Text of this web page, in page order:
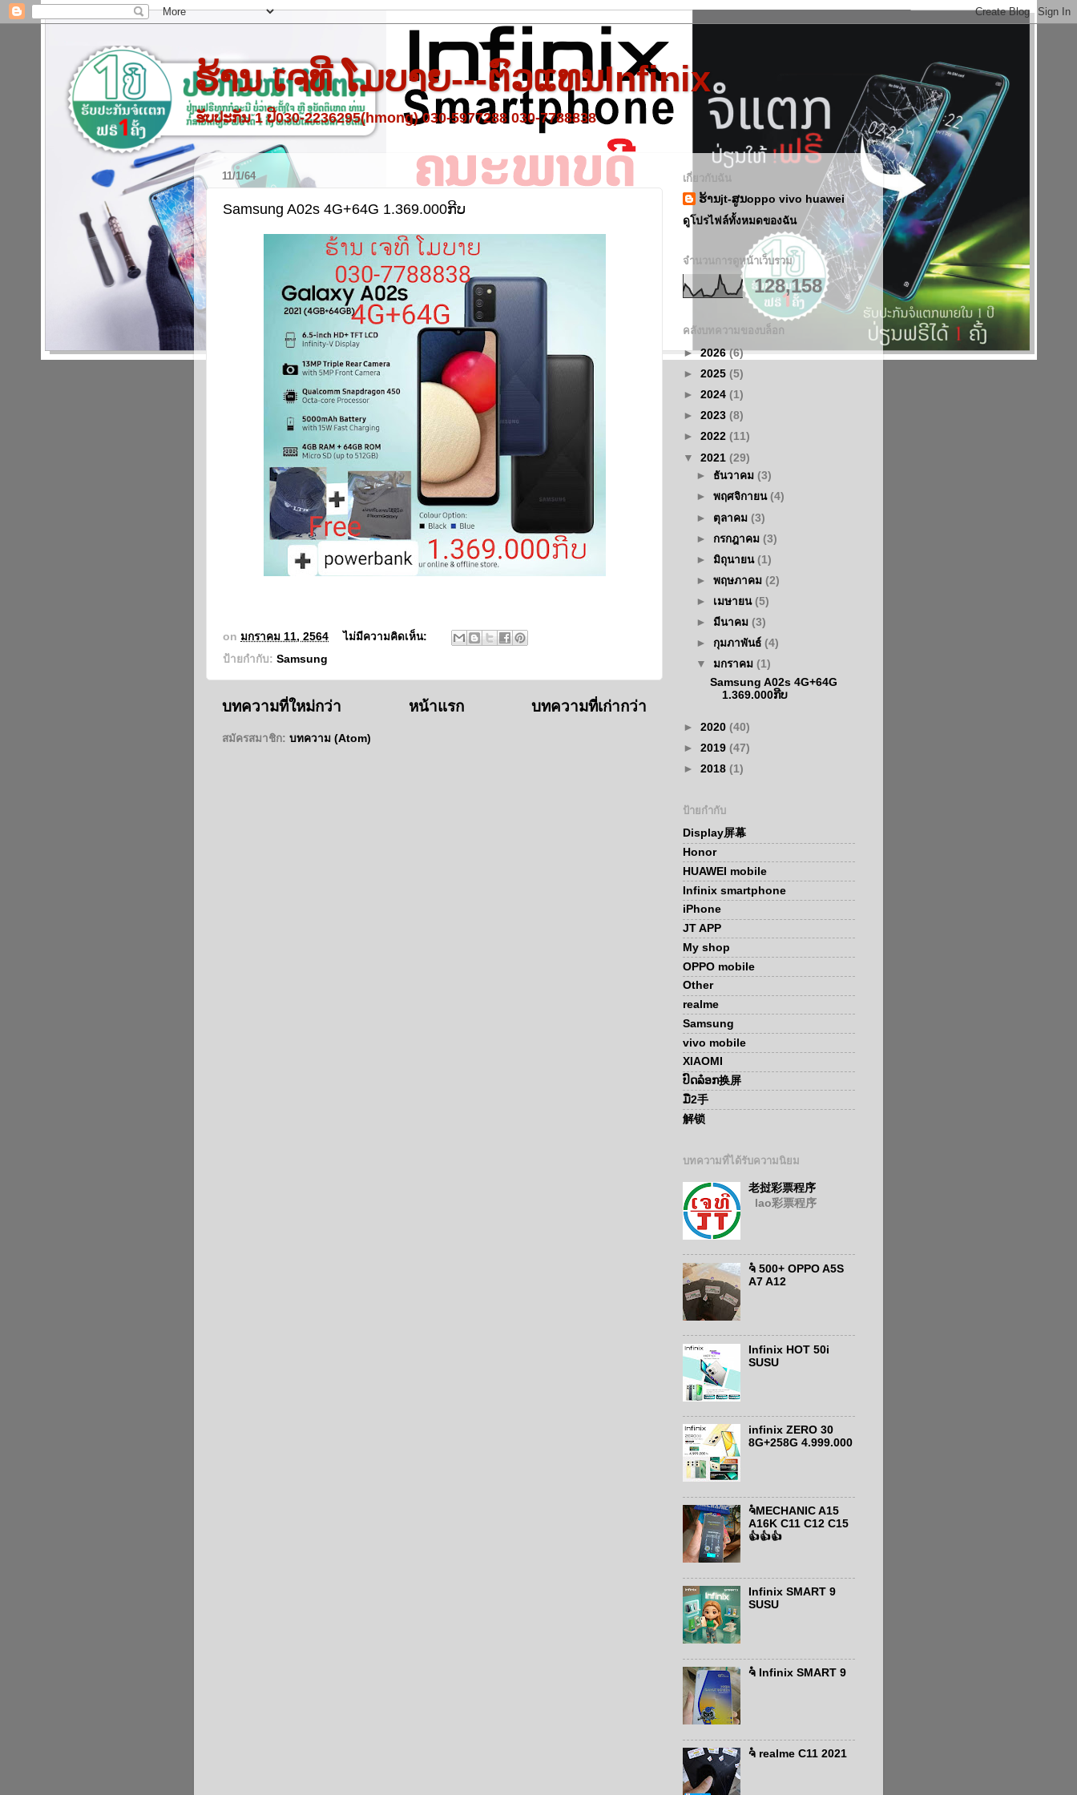
ຮ້ານ ເຈທີ ໂມບາຍ---ຕົວແທນInfinix
ຮັບປະກັນ 1 ປີ030-2236295(hmong) 030-5977288 030-7788838
11/1/64
Samsung A02s 4G+64G 1.369.000ກີບ
on มกราคม 11, 2564
ไม่มีความคิดเห็น:
ป้ายกำกับ: Samsung
บทความที่ใหม่กว่า บทความที่เก่ากว่า
หน้าแรก
สมัครสมาชิก: บทความ (Atom)
เกี่ยวกับฉัน
ຮ້ານjt-ສູນoppo vivo huawei
ดูโปรไฟล์ทั้งหมดของฉัน
จำนวนการดูหน้าเว็บรวม
128,158
คลังบทความของบล็อก
►2026(6)
► 2025 (5)
► 2024 (1)
► 2023 (8)
► 2022 (11)
▼ 2021 (29)
► ธันวาคม(3)
►พฤศจิกายน(4)
► ตุลาคม(3)
►กรกฎาคม(3)
► มิถุนายน(1)
►พฤษภาคม(2)
► เมษายน(5)
► มีนาคม(3)
►กุมภาพันธ์(4)
▼ มกราคม(1)
Samsung A02s 4G+64G
1.369.000ກີບ
► 2020 (40)
► 2019 (47)
► 2018 (1)
ป้ายกำกับ
Display屏幕
Honor
HUAWEI mobile
Infinix smartphone
iPhone
JT APP
My shop
OPPO mobile
Other
realme
Samsung
vivo mobile
XIAOMI
ປົດລ໋ອກ换屏
ມື2手
解锁
บทความที่ได้รับความนิยม
老挝彩票程序
lao彩票程序
ຈໍ 500+ OPPO A5S
A7 A12
Infinix HOT 50i
SUSU
infinix ZERO 30
8G+258G 4.999.000
ຈໍMECHANIC A15
A16K C11 C12 C15
👍👍👍
Infinix SMART 9
SUSU
ຈໍ Infinix SMART 9
ຈໍ realme C11 2021